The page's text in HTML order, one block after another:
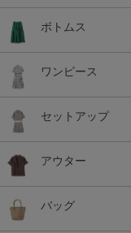
ボトムス
ワンピース
セットアップ
アウター
バッグ